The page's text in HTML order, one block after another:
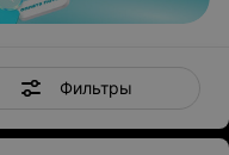
Фильтры